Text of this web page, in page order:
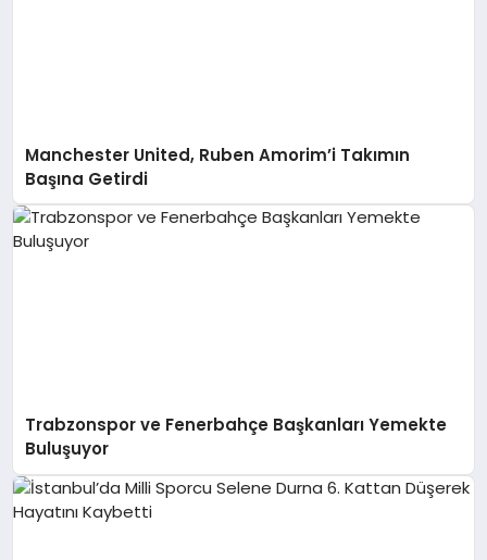
Manchester United, Ruben Amorim’i Takımın
Başına Getirdi
Trabzonspor ve Fenerbahçe Başkanları Yemekte
Buluşuyor